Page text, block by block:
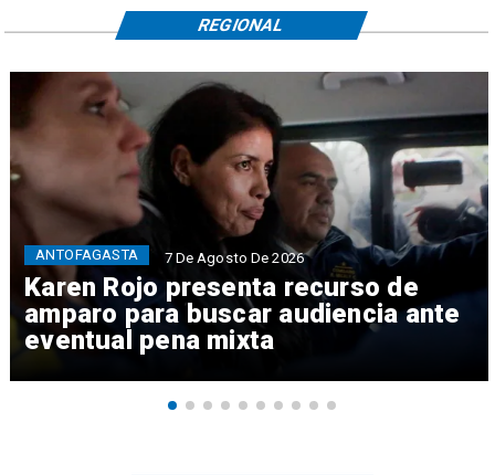
Karen Rojo presenta recurso de
amparo para buscar audiencia ante
eventual pena mixta
ANTOFAGASTA 7 De Agosto De 2026
REGIONAL